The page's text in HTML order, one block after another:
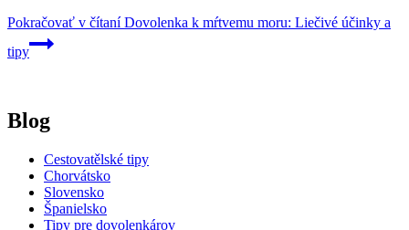
Pokračovať v čítaníDovolenka k mŕtvemu moru: Liečivé účinky a
tipy
Blog
Cestovatělské tipy
Chorvátsko
Slovensko
Španielsko
Tipy pre dovolenkárov